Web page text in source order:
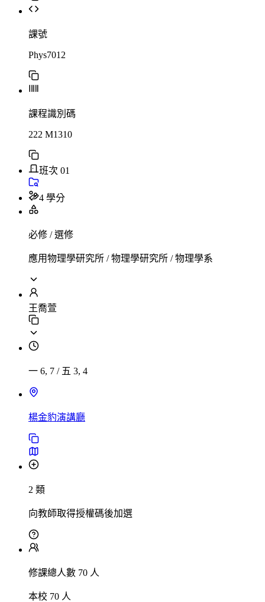
課號
Phys7012
課程識別碼
222 M1310
班次 01
4 學分
必修 / 選修
應用物理學研究所 / 物理學研究所 / 物理學系
王喬萱
一 6, 7 / 五 3, 4
楊金豹演講廳
2 類
向教師取得授權碼後加選
修課總人數 70 人
本校 70 人